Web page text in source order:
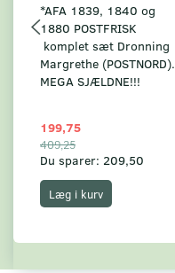
*AFA 1839, 1840 og
1880 POSTFRISK
komplet sæt Dronning
Margrethe (POSTNORD).
MEGA SJÆLDNE!!!
199,75
409,25
Du sparer: 209,50
Læg i kurv